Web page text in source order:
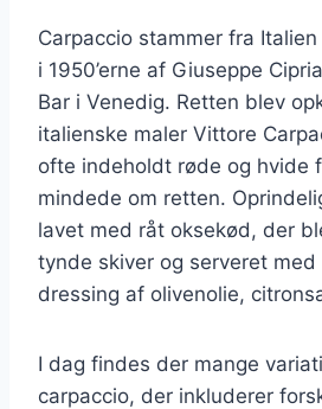
Carpaccio stammer fra
i 1950’erne af Giuseppe
Bar i Venedig. Retten blev
italienske maler Vittore
ofte indeholdt røde og hvide
mindede om retten.
lavet med råt oksekød, der
tynde skiver og serveret med
dressing af olivenolie,
I dag findes der mange
carpaccio, der inkluderer